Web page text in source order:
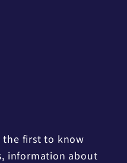
first to know
information about